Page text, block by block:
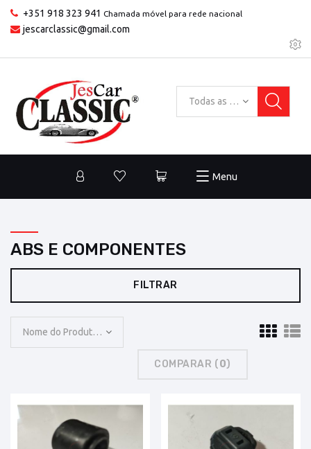
+351 918 323 941 Chamada móvel para rede nacional
jescarclassic@gmail.com
Todas as categorias
Menu
ABS E COMPONENTES
FILTRAR
Nome do Produto: A a Z
COMPARAR (0)